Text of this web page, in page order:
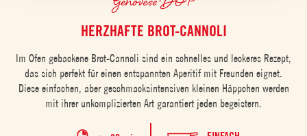
HERZHAFTE BROT-CANNOLI
Im Ofen gebackene Brot-Cannoli sind ein schnelles und leckeres Rezept,
das sich perfekt für einen entspannten Aperitif mit Freunden eignet.
Diese einfachen, aber geschmacksintensiven kleinen Häppchen werden
mit ihrer unkomplizierten Art garantiert jeden begeistern.